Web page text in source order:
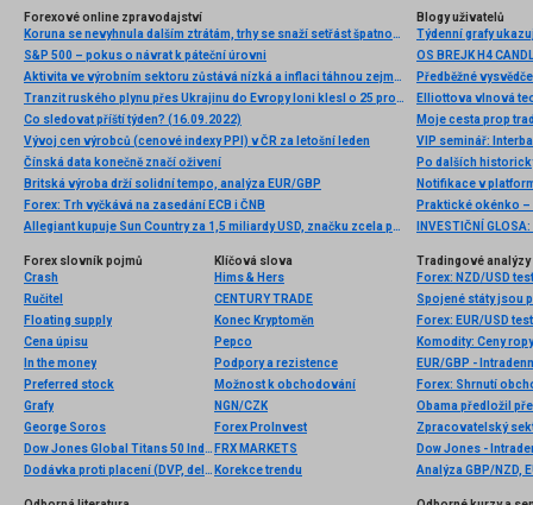
Forexové online zpravodajství
Koruna se nevyhnula dalším ztrátám, trhy se snaží setřást špatnou náladu
S&P 500 – pokus o návrat k páteční úrovni
Aktivita ve výrobním sektoru zůstává nízká a inflaci táhnou zejména pohonné hmoty
Tranzit ruského plynu přes Ukrajinu do Evropy loni klesl o 25 procent
Co sledovat příští týden? (16.09.2022)
Vývoj cen výrobců (cenové indexy PPI) v ČR za letošní leden
Čínská data konečně značí oživení
Britská výroba drží solidní tempo, analýza EUR/GBP
Forex: Trh vyčkává na zasedání ECB i ČNB
Allegiant kupuje Sun Country za 1,5 miliardy USD, značku zcela pohltí
Blogy uživatelů
Týdenní grafy
OS BREJK H4
Předběžné
VIP seminář:
Po dalších
Notifikace v
Forex slovník pojmů
Crash
Ručitel
Floating supply
Cena úpisu
In the money
Preferred stock
Grafy
George Soros
Dow Jones Global Titans 50 Index
Dodávka proti placení (DVP, delivery versus payment)
Klíčová slova
Hims & Hers
CENTURY TRADE
Konec Kryptoměn
Pepco
Podpory a rezistence
Možnost k obchodování
NGN/CZK
Forex ProInvest
FRX MARKETS
Korekce trendu
Tradingové analýzy
Forex: NZD/USD
Spojené státy jsou
Forex: EUR/USD
EUR/GBP -
Forex: Shrnutí
Obama předložil
Zpracovatelský
Dow Jones -
Analýza GBP/NZD,